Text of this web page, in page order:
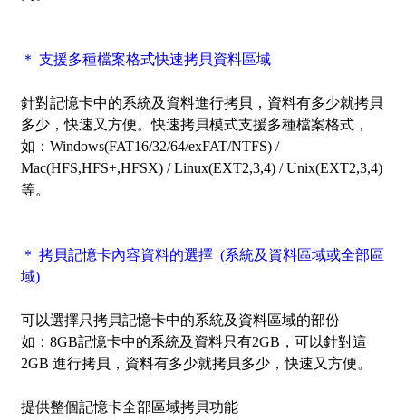
＊ 支援多種檔案格式快速拷貝資料區域
針對記憶卡中的系統及資料進行拷貝，資料有多少就拷貝
多少，快速又方便。快速拷貝模式支援多種檔案格式，
如：Windows(FAT16/32/64/exFAT/NTFS) /
Mac(HFS,HFS+,HFSX) / Linux(EXT2,3,4) / Unix(EXT2,3,4)
等。
＊ 拷貝記憶卡內容資料的選擇 (系統及資料區域或全部區
域)
可以選擇只拷貝記憶卡中的系統及資料區域的部份
如：8GB記憶卡中的系統及資料只有2GB，可以針對這
2GB 進行拷貝，資料有多少就拷貝多少，快速又方便。
提供整個記憶卡全部區域拷貝功能